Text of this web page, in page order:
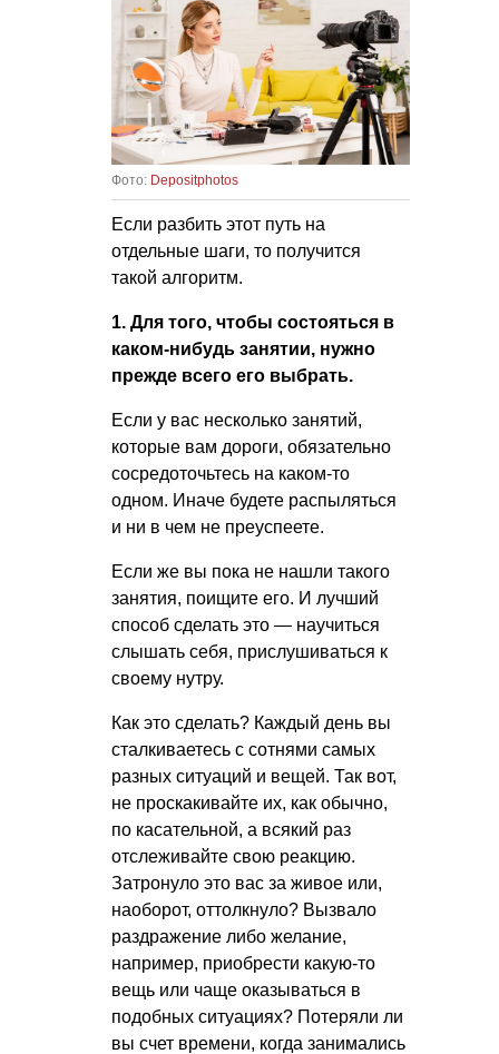
Фото: Depositphotos
Если разбить этот путь на
отдельные шаги, то получится
такой алгоритм.
1. Для того, чтобы состояться в
каком-нибудь занятии, нужно
прежде всего его выбрать.
Если у вас несколько занятий,
которые вам дороги, обязательно
сосредоточьтесь на каком-то
одном. Иначе будете распыляться
и ни в чем не преуспеете.
Если же вы пока не нашли такого
занятия, поищите его. И лучший
способ сделать это — научиться
слышать себя, прислушиваться к
своему нутру.
Как это сделать? Каждый день вы
сталкиваетесь с сотнями самых
разных ситуаций и вещей. Так вот,
не проскакивайте их, как обычно,
по касательной, а всякий раз
отслеживайте свою реакцию.
Затронуло это вас за живое или,
наоборот, оттолкнуло? Вызвало
раздражение либо желание,
например, приобрести какую-то
вещь или чаще оказываться в
подобных ситуациях? Потеряли ли
вы счет времени, когда занимались